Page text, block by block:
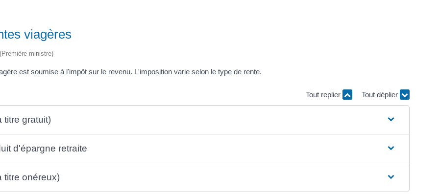
viagères
ministre)
est soumise à l'impôt sur le revenu. L'imposition varie selon le type de rente.
Tout replier Tout déplier
titre gratuit)
d'épargne retraite
titre onéreux)